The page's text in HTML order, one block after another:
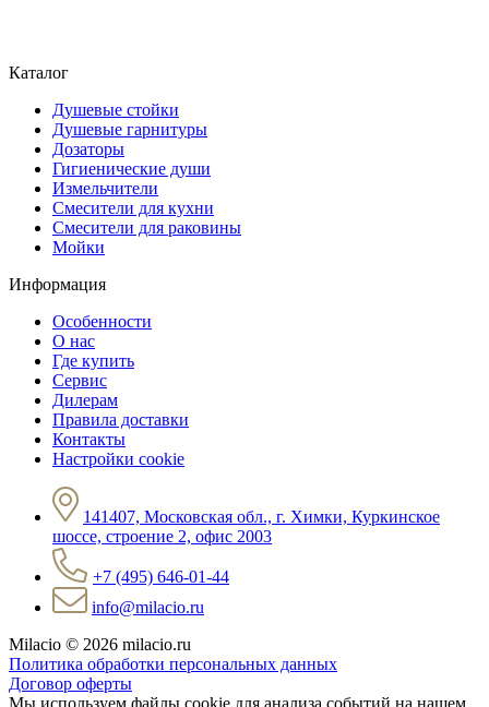
Каталог
Душевые стойки
Душевые гарнитуры
Дозаторы
Гигиенические души
Измельчители
Смесители для кухни
Смесители для раковины
Мойки
Информация
Особенности
О нас
Где купить
Сервис
Дилерам
Правила доставки
Контакты
Настройки cookie
141407, Московская обл., г. Химки, Куркинское
шоссе, строение 2, офис 2003
+7 (495) 646-01-44
info@milacio.ru
Milacio © 2026 milacio.ru
Политика обработки персональных данных
Договор оферты
Мы используем файлы cookie для анализа событий на нашем